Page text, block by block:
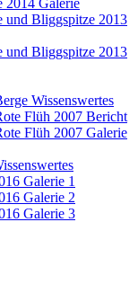
und Bliggspitze 2013
und Bliggspitze 2013
Wissenswertes
Flüh 2007 Bericht
Flüh 2007 Galerie
Galerie 1
Galerie 2
Galerie 3